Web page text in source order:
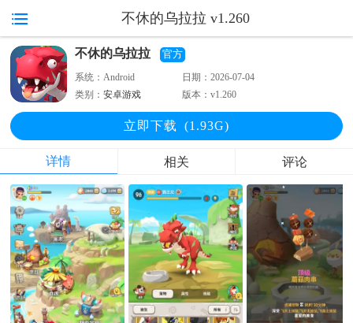
不休的乌拉拉 v1.260
不休的乌拉拉 官方
系统：Android 日期：2026-07-04
类别：安卓游戏 版本：v1.260
立即下载 (1.93G)
详情 相关 评论